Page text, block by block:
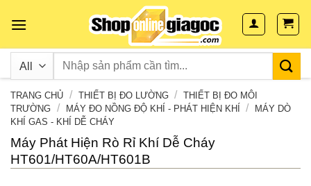
TRANG CHỦ / THIẾT BỊ ĐO LƯỜNG / THIẾT BỊ ĐO MÔI
TRƯỜNG / MÁY ĐO NỒNG ĐỘ KHÍ - PHÁT HIỆN KHÍ /
MÁY DÒ
KHÍ GAS - KHÍ DỄ CHÁY
Máy Phát Hiện Rò Rỉ Khí Dễ Cháy
HT601/HT60A/HT601B